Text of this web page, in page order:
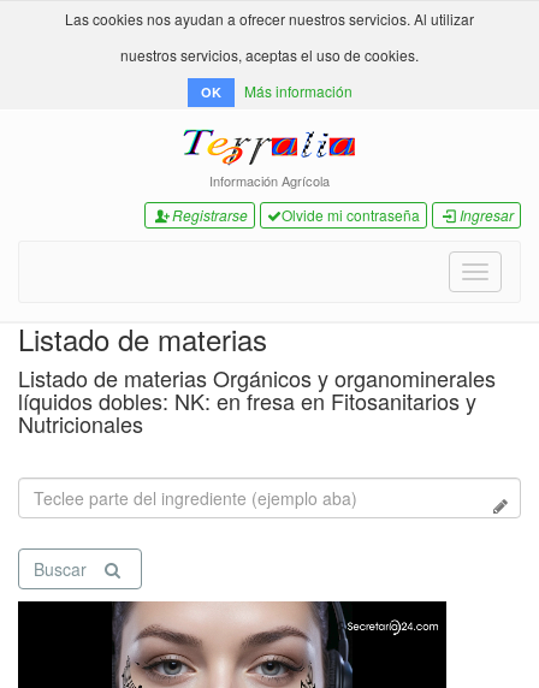
Las cookies nos ayudan a ofrecer nuestros servicios. Al utilizar
nuestros servicios, aceptas el uso de cookies.
OK Más información
Información Agrícola
Registrarse Olvide mi contraseña Ingresar
Toggle
Listado de materias
Listado de materias Orgánicos y organominerales
líquidos dobles: NK: en fresa en Fitosanitarios y
Nutricionales
Buscar